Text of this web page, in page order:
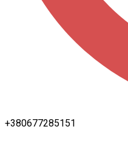
+380677285151